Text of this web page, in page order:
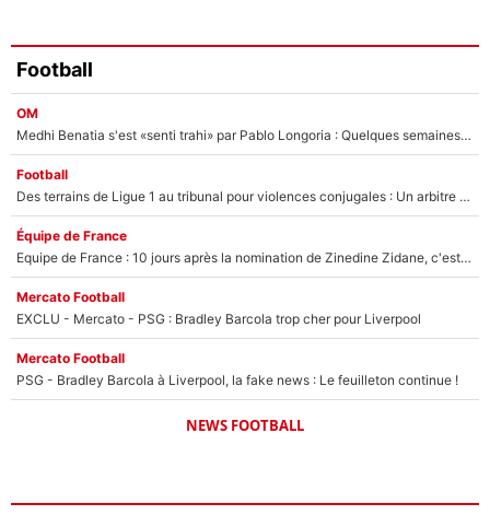
Football
OM
Medhi Benatia s'est «senti trahi» par Pablo Longoria : Quelques semaines après son départ, l'ancien directeur de football de l'OM règle ses comptes
Football
Des terrains de Ligue 1 au tribunal pour violences conjugales : Un arbitre français encourt une peine de 18 mois de prison !
Équipe de France
Equipe de France : 10 jours après la nomination de Zinedine Zidane, c'est au tour de son fils de prendre un nouveau départ !
Mercato Football
EXCLU - Mercato - PSG : Bradley Barcola trop cher pour Liverpool
Mercato Football
PSG - Bradley Barcola à Liverpool, la fake news : Le feuilleton continue !
NEWS FOOTBALL